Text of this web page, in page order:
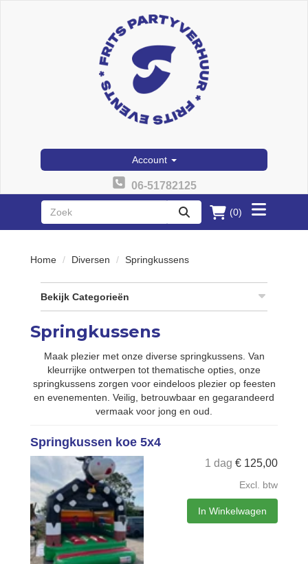
Account
06-51782125
zoeken
(0)
Toggle
menu
Home Diversen Springkussens
Bekijk Categorieën
Springkussens
Maak plezier met onze diverse springkussens. Van
kleurrijke ontwerpen tot thematische opties, onze
springkussens zorgen voor eindeloos plezier op feesten
en evenementen. Veilig, betrouwbaar en gegarandeerd
vermaak voor jong en oud.
Springkussen koe 5x4
1 dag € 125,00
Excl. btw
In Winkelwagen